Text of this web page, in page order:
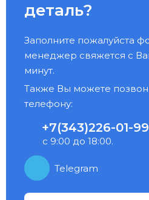
деталь?
Заполните пожалуйста
менеджер свяжется с
минут.
Также Вы можете
телефону:
+7(343)226-01-99
с 9:00 до 18:00.
Telegram